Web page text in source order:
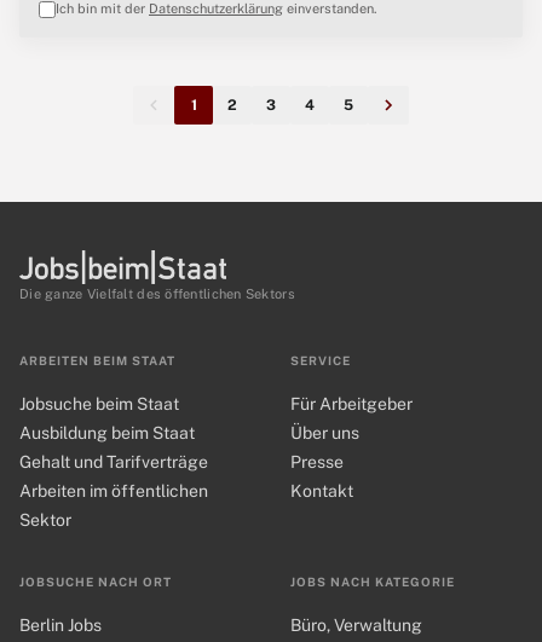
Ich bin mit der Datenschutzerklärung einverstanden.
1 2 3 4 5
Die ganze Vielfalt des öffentlichen Sektors
ARBEITEN BEIM STAAT
Jobsuche beim Staat
Ausbildung beim Staat
Gehalt und Tarifverträge
Arbeiten im öffentlichen
Sektor
JOBSUCHE NACH ORT
Berlin Jobs
JOBS NACH KATEGORIE
Büro, Verwaltung
SERVICE
Für Arbeitgeber
Über uns
Presse
Kontakt